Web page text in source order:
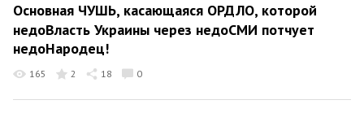
Основная ЧУШЬ, касающаяся ОРДЛО, которой
недоВласть Украины через недоСМИ потчует
недоНародец!
165 2 18 0